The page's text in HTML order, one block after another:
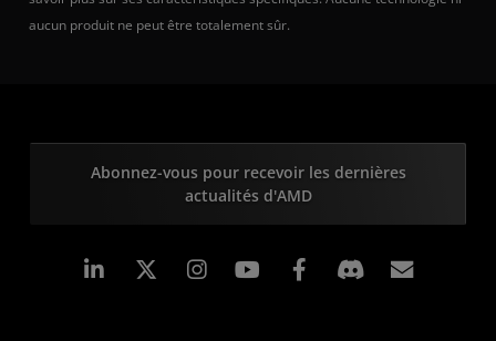
aucun produit ne peut être totalement sûr.
Abonnez-vous pour recevoir les dernières
actualités d'AMD
LinkedIn Instagram Facebook